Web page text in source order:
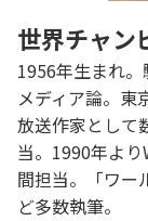
世界チャン
1956年生まれ。
メディア論。東
放送作家として
当。1990年よ
間担当。「ワー
ど多数執筆。